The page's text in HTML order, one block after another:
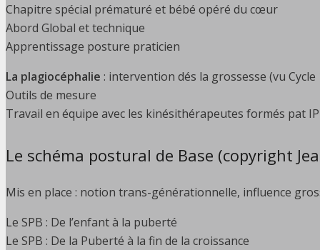
Chapitre spécial prématuré et bébé opéré du cœur
Abord Global et technique
Apprentissage posture praticien
La plagiocéphalie : intervention dés la grossesse (vu
Outils de mesure
Travail en équipe avec les kinésithérapeutes formés pat
Le schéma postural de Base (copyright
Mis en place : notion trans-générationnelle, influence
Le SPB : De l’enfant à la puberté
Le SPB : De la Puberté à la fin de la croissance